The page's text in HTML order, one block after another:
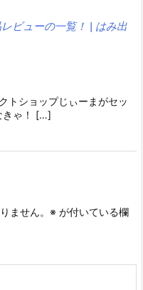
ビューの一覧！ | はみ出
トショップじぃーまがセッ
きゃ！ […]
ません。 ※ が付いている欄